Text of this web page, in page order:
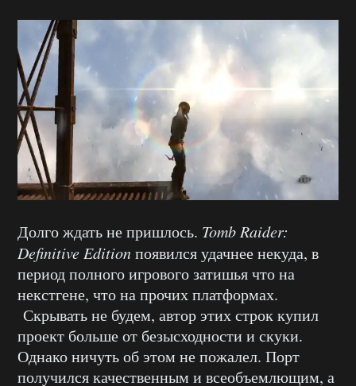
Долго ждать не пришлось. Tomb Raider:
Definitive Editionпоявился удачнее некуда, в
период полного игрового затишья что на
некстгене, что на прочих платформах.
Скрывать не будем, автор этих строк купил
проект больше от безысходности и скуки.
Однако ничуть об этом не пожалел. Порт
получился качественным и всеобъемлющим, а